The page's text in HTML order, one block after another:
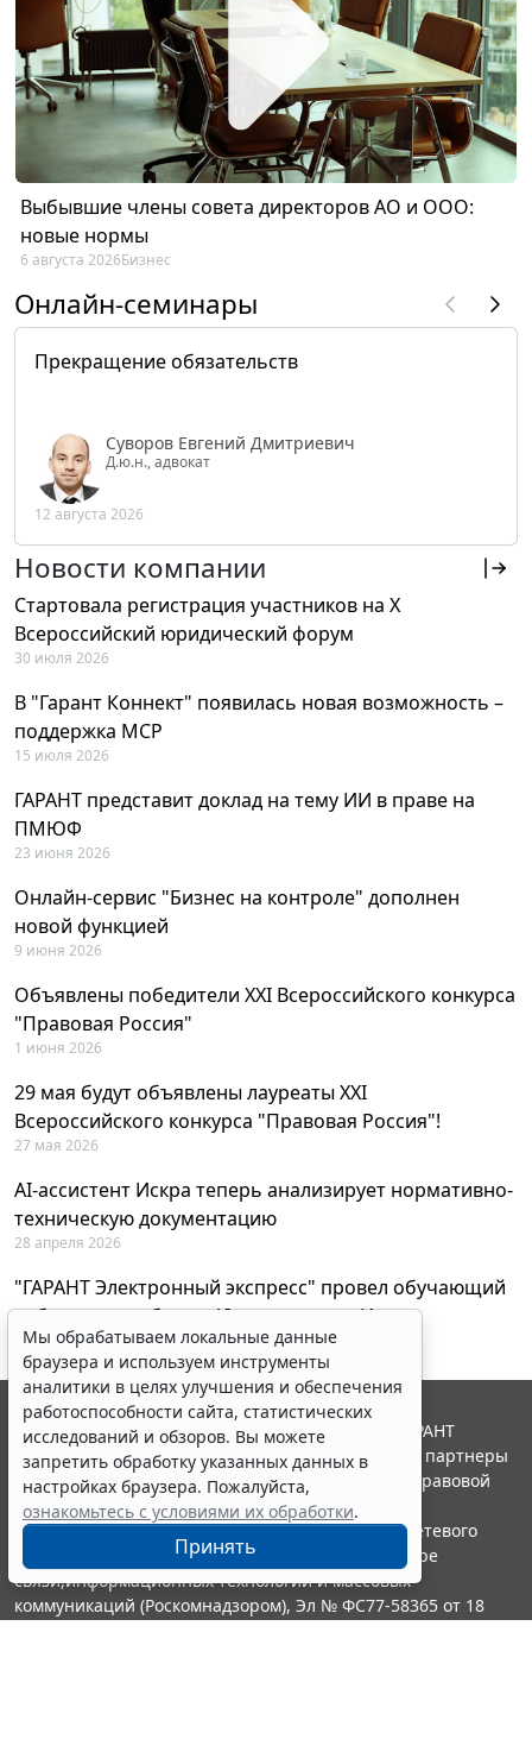
Выбывшие члены совета директоров АО и ООО:
новые нормы
6 августа 2026Бизнес
Онлайн-семинары
Прекращение обязательств
Суворов Евгений Дмитриевич
Д.ю.н., адвокат
12 августа 2026
Новости компании
Стартовала регистрация участников на X
Всероссийский юридический форум
30 июля 2026
В "Гарант Коннект" появилась новая возможность –
поддержка MCP
15 июля 2026
ГАРАНТ представит доклад на тему ИИ в праве на
ПМЮФ
23 июня 2026
Онлайн-сервис "Бизнес на контроле" дополнен
новой функцией
9 июня 2026
Объявлены победители XXI Всероссийского конкурса
"Правовая Россия"
1 июня 2026
29 мая будут объявлены лауреаты XXI
Всероссийского конкурса "Правовая Россия"!
27 мая 2026
AI-ассистент Искра теперь анализирует нормативно-
техническую документацию
28 апреля 2026
"ГАРАНТ Электронный экспресс" провел обучающий
вебинар по работе с AI-ассистентом Искра
23 апреля 2026
Мы обрабатываем локальные данные
браузера и используем инструменты
аналитики в целях улучшения и обеспечения
работоспособности сайта, статистических
исследований и обзоров. Вы можете
запретить обработку указанных данных в
настройках браузера. Пожалуйста,
ознакомьтесь с условиями их обработки.
Принять
© ООО "НПП "ГАРАНТ-СЕРВИС", 2026. Система ГАРАНТ
выпускается с 1990 года. Компания "Гарант" и ее партнеры
являются участниками Российской ассоциации правовой
информации ГАРАНТ.
Портал ГАРАНТ.РУ зарегистрирован в качестве сетевого
издания Федеральной службой по надзору в сфере
связи,информационных технологий и массовых
коммуникаций (Роскомнадзором), Эл № ФС77-58365 от 18